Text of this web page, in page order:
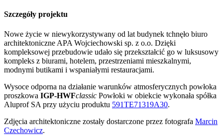
Szczegóły projektu
Nowe życie w niewykorzystywany od lat budynek tchnęło biuro
architektoniczne APA Wojciechowski sp. z o.o. Dzięki
kompleksowej przebudowie udało się przekształcić go w luksusowy
kompleks z biurami, hotelem, przestrzeniami mieszkalnymi,
modnymi butikami i wspaniałymi restauracjami.
Wysoce odporna na działanie warunków atmosferycznych powłoka
proszkowa IGP-HWFclassic Powłoki w obiekcie wykonała spółka
Aluprof SA przy użyciu produktu 591TE71319A30.
Zdjęcia architektoniczne zostały dostarczone przez fotografa Marcin
Czechowicz.